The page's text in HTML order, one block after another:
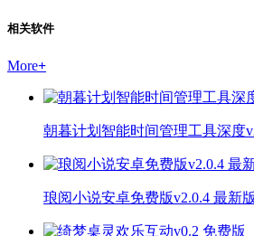
相关软件
More+
朝暮计划智能时间管理工具深度
琅阅小说安卓免费版v2.0.4 最新版